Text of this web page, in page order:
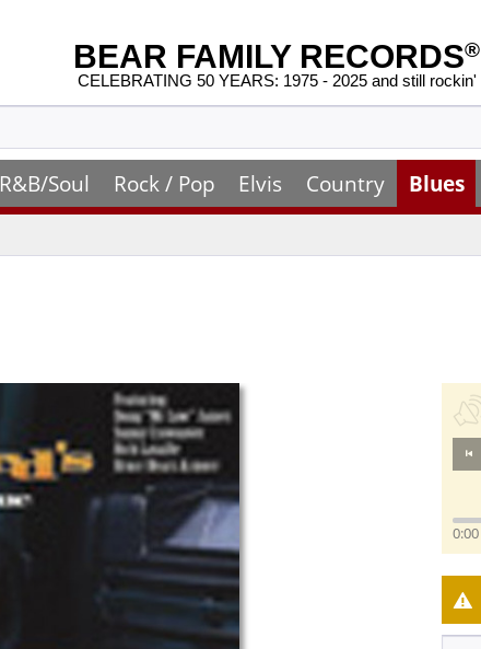
BEAR FAMILY RECORDS®
CELEBRATING 50 YEARS: 1975 - 2025 and still rockin'
R&B/Soul Rock / Pop Elvis Country Blues
0:00